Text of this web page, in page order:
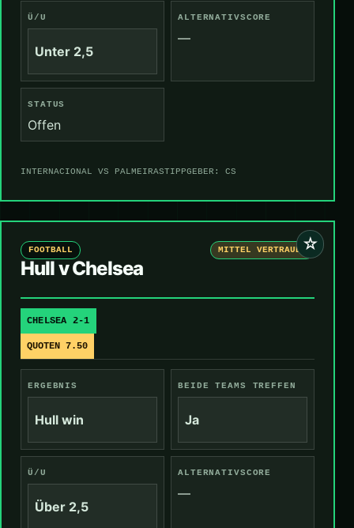
Ü/U
Unter 2,5
ALTERNATIVSCORE
—
STATUS
Offen
INTERNACIONAL VS PALMEIRASTIPPGEBER: CS
☆
FOOTBALL MITTEL VERTRAUEN
Hull v Chelsea
CHELSEA 2-1
QUOTEN 7.50
ERGEBNIS
Hull win
BEIDE TEAMS TREFFEN
Ja
Ü/U
Über 2,5
ALTERNATIVSCORE
—